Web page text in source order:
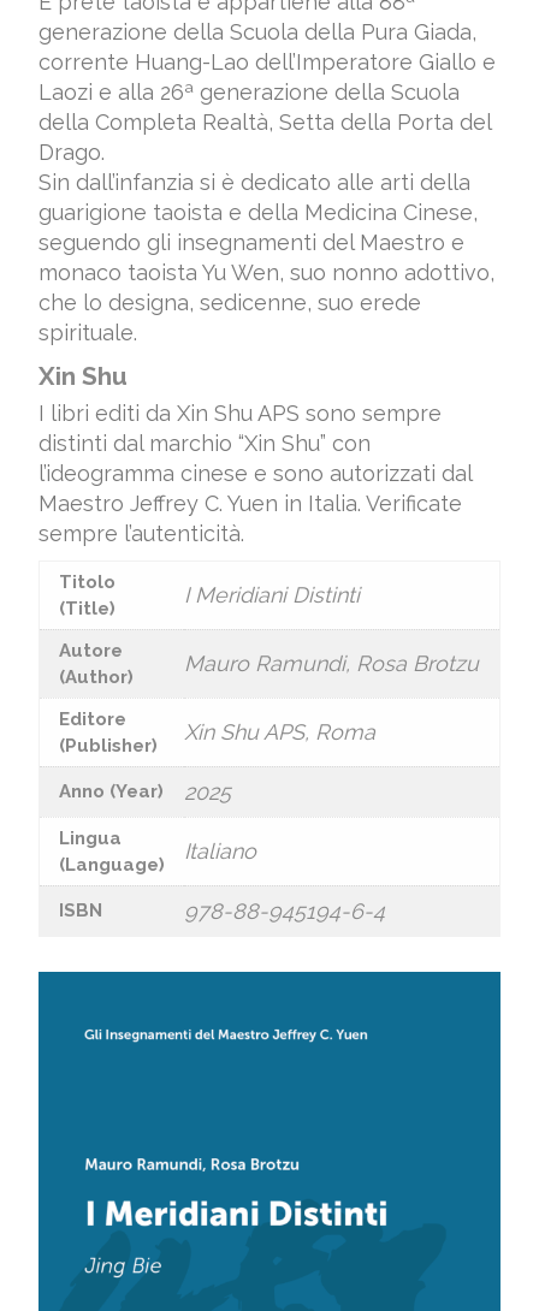
generazione della Scuola della Pura Giada,
corrente Huang-Lao dell’Imperatore Giallo e
Laozi e alla 26ª generazione della Scuola
della Completa Realtà, Setta della Porta del
Drago.
Sin dall’infanzia si è dedicato alle arti della
guarigione taoista e della Medicina Cinese,
seguendo gli insegnamenti del Maestro e
monaco taoista Yu Wen, suo nonno adottivo,
che lo designa, sedicenne, suo erede
spirituale.
Xin Shu
I libri editi da Xin Shu APS sono sempre
distinti dal marchio “Xin Shu” con
l’ideogramma cinese e sono autorizzati dal
Maestro Jeffrey C. Yuen in Italia. Verificate
sempre l’autenticità.
Titolo
(Title)
I Meridiani Distinti
Autore
(Author)
Mauro Ramundi, Rosa Brotzu
Editore
(Publisher)
Xin Shu APS, Roma
Anno (Year) 2025
Lingua
(Language)
Italiano
ISBN 978-88-945194-6-4